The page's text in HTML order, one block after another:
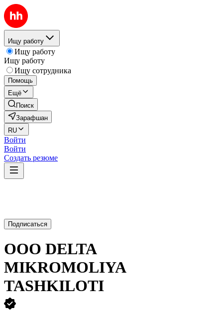
Ищу работу
Ищу работу
Ищу работу
Ищу сотрудника
Помощь
Ещё
Поиск
Зарафшан
RU
Войти
Войти
Создать резюме
Подписаться
ООО DELTA
MIKROMOLIYA
TASHKILOTI